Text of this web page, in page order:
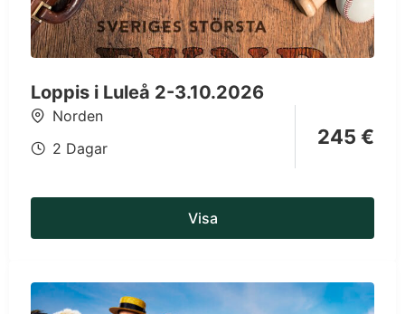
Loppis i Luleå 2-3.10.2026
Norden
2 Dagar
245 €
Visa